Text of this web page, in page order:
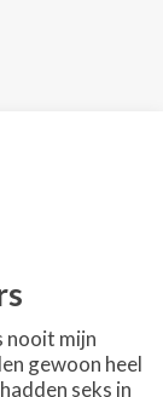
nooit mijn
gewoon heel
seks in